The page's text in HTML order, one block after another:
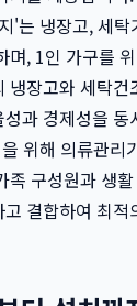
'는 냉장고, 세탁
며, 1인 가구를
장고와 세탁건
과 경제성을 동
위해 의류관리
족 구성원과 생
결합하여 최적